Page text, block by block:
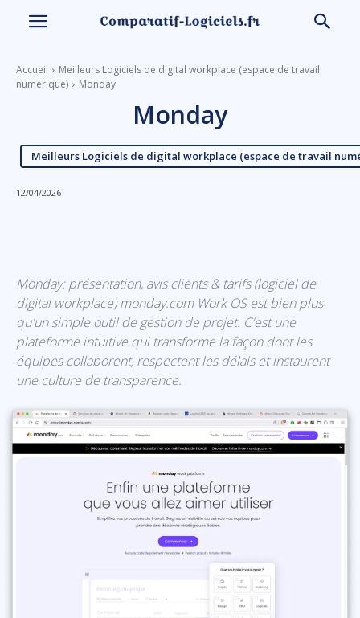
Accueil
Meilleurs Logiciels de digital workplace (espace de travail
numérique)
Monday
Monday
Meilleurs Logiciels de digital workplace (espace de travail
12/04/2026
Monday: présentation, avis clients & tarifs (logiciel de
digital workplace) monday.com Work OS est bien plus
qu'un simple outil de gestion de projet. C'est une
plateforme intuitive qui transforme la façon dont les
équipes collaborent, respectent les délais et instaurent
une culture de transparence.